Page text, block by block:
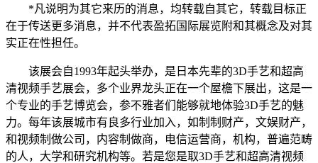
*凡说明为其它来历的消息，均转载自其它，转载目标正
在于传送更多消息，并不代表盈拓国际展览附和其概念及对其
实正在性担任。
该展会自1993年起头举办，是日本先辈的3D手艺和超高
清视频手艺展会，多个业界龙头正在一个屋檐下展出，这是一
个专业的手艺博览会，参不雅者们能够就地体验3D手艺的魅
力。每年该展城市有良多行业加入，如制制财产，文娱财产，
和视频制做公司，内容制做商，电信运营商，机构，普遍范畴
的人，大学和研究机构等。若是您是取3D手艺和超高清视频